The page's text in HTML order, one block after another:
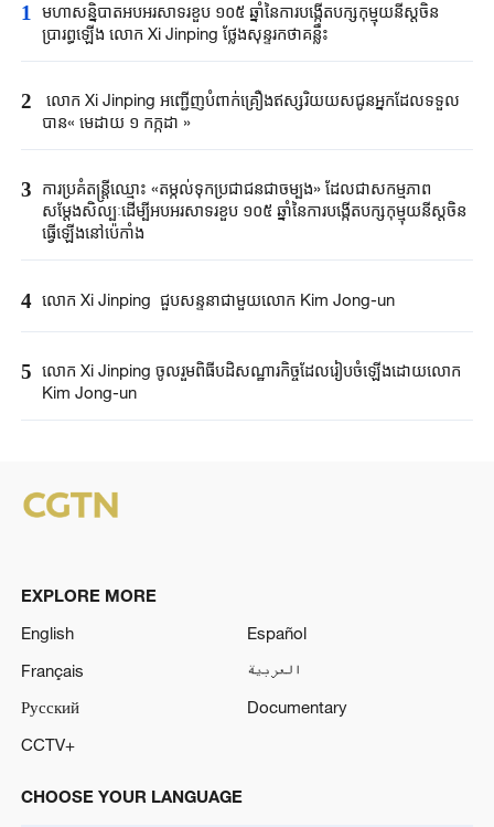
1
មហាសន្និបាតអបអរសាទរខួប ១០៥ ឆ្នាំនៃការបង្កើតបក្សកុម្មុយនីស្តចិន
ប្រារព្ធឡើង លោក Xi Jinping ថ្លែងសុន្ទរកថាគន្លឹះ
2
លោក Xi Jinping អញ្ជើញបំពាក់គ្រឿងឥស្សរិយយសជូន​អ្នកដែលទទួល
បាន« មេដាយ ១ កក្កដា »
3
ការប្រគំតន្ត្រីឈ្មោះ «តម្កល់ទុកប្រជាជនជាចម្បង» ដែលជាសកម្មភាព
សម្តែងសិល្បៈដើម្បីអបអរសាទរខួប ១០៥ ឆ្នាំនៃការបង្កើតបក្សកុម្មុយនីស្តចិន
ធ្វើឡើងនៅប៉េកាំង
4 លោក Xi Jinping ជួបសន្ទនាជាមួយ​​លោក Kim Jong-un
5 លោក Xi Jinping ចូលរួមពិធីបដិសណ្ឋារកិច្ច​​ដែលរៀបចំឡើង​ដោយលោក
Kim Jong-un
EXPLORE MORE
English
Español
Français
العربية
Русский
Documentary
CCTV+
CHOOSE YOUR LANGUAGE